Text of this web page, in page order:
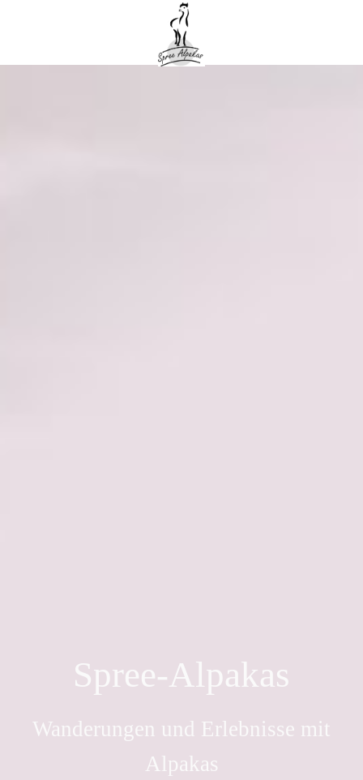
Spree-Alpakas
Wanderungen und Erlebnisse mit
Alpakas